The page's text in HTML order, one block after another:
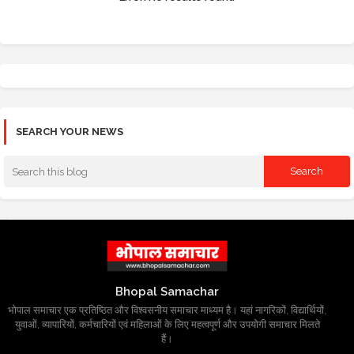
SEARCH YOUR NEWS
Bhopal Samachar
भोपाल समाचार एक प्रतिष्ठित और विश्वसनीय समाचार माध्यम है। यहां नागरिकों, विद्यार्थियों,
युवाओं, व्यापारियों, कर्मचारियों एवं महिलाओं के लिए महत्वपूर्ण और उपयोगी समाचार मिलते
हैं।